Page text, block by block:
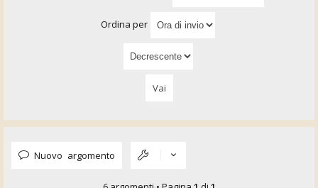
Ordina per
Nuovo argomento